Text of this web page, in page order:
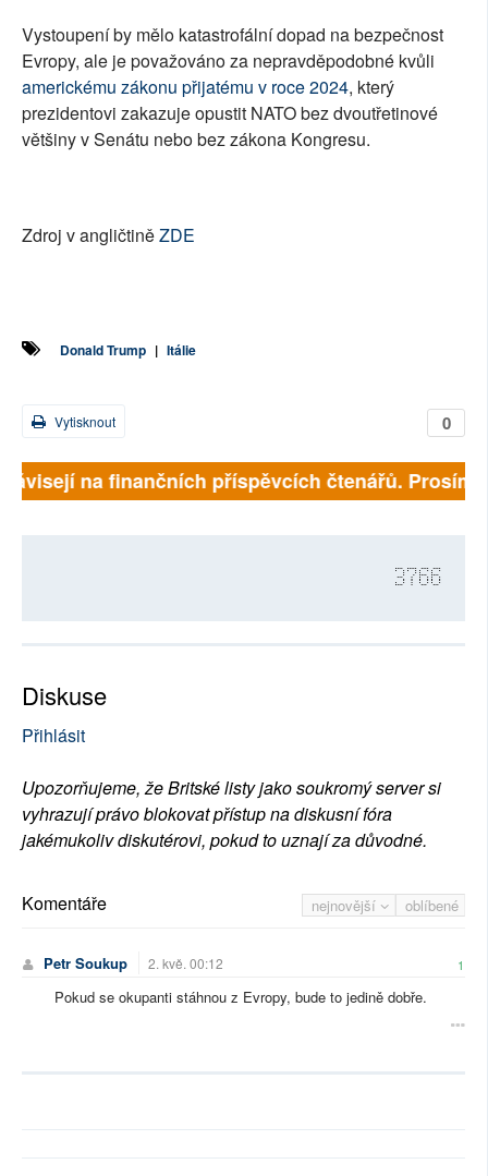
Vystoupení by mělo katastrofální dopad na bezpečnost
Evropy, ale je považováno za nepravděpodobné kvůli
americkému zákonu přijatému v roce 2024, který
prezidentovi zakazuje opustit NATO bez dvoutřetinové
většiny v Senátu nebo bez zákona Kongresu.
Zdroj v angličtiněZDE
Donald Trump | Itálie
0
Vytisknout
na finančních příspěvcích čtenářů. Prosíme,
3766
Diskuse
Přihlásit
Upozorňujeme, že Britské listy jako soukromý server si
vyhrazují právo blokovat přístup na diskusní fóra
jakémukoliv diskutérovi, pokud to uznají za důvodné.
nejnovější oblíbené
Komentáře
Petr Soukup 2. kvě. 00:12 1
Pokud se okupanti stáhnou z Evropy, bude to jedině dobře.